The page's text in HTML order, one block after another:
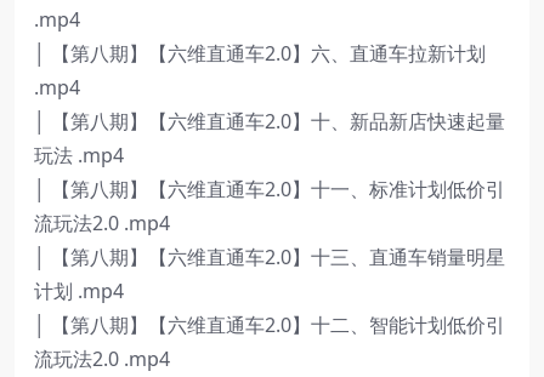
.mp4
│ 【第八期】【六维直通车2.0】六、直通车拉新计划
.mp4
│ 【第八期】【六维直通车2.0】十、新品新店快速起量
玩法 .mp4
│ 【第八期】【六维直通车2.0】十一、标准计划低价引
流玩法2.0 .mp4
│ 【第八期】【六维直通车2.0】十三、直通车销量明星
计划 .mp4
│ 【第八期】【六维直通车2.0】十二、智能计划低价引
流玩法2.0 .mp4